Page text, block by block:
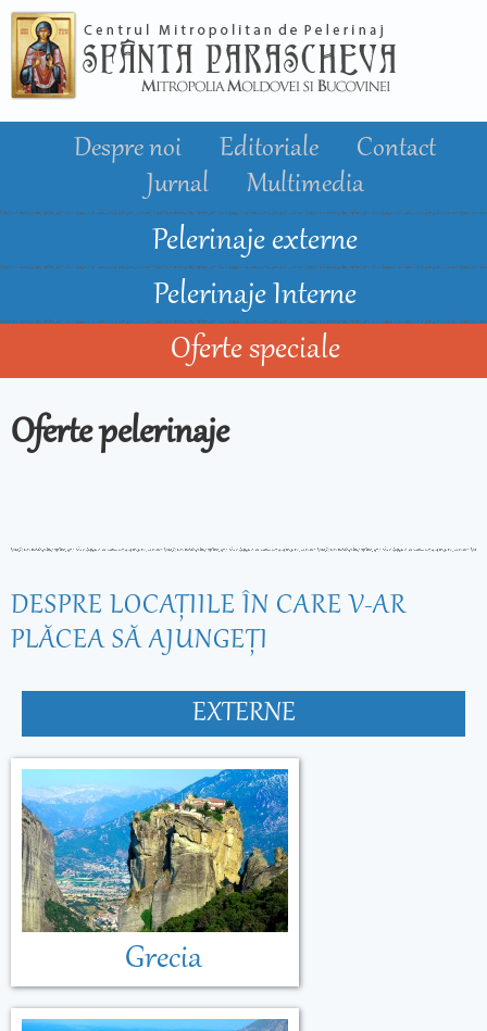
conţinutul
principal
Despre noi Editoriale
Contact
Jurnal
Multimedia
Pelerinaje externe
Pelerinaje Interne
Oferte speciale
Oferte pelerinaje
DESPRE LOCAŢIILE ÎN CARE V-AR
PLĂCEA SĂ AJUNGEŢI
EXTERNE
Grecia